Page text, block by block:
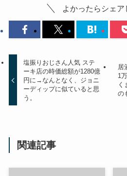
よかったらシェア
塩振りおじさん人気 ステ
ーキ店の時価総額が1280億
円に→なんとなく、ジョニ
ーディップに似ていると思
う。
居
1
く
の
関連記事